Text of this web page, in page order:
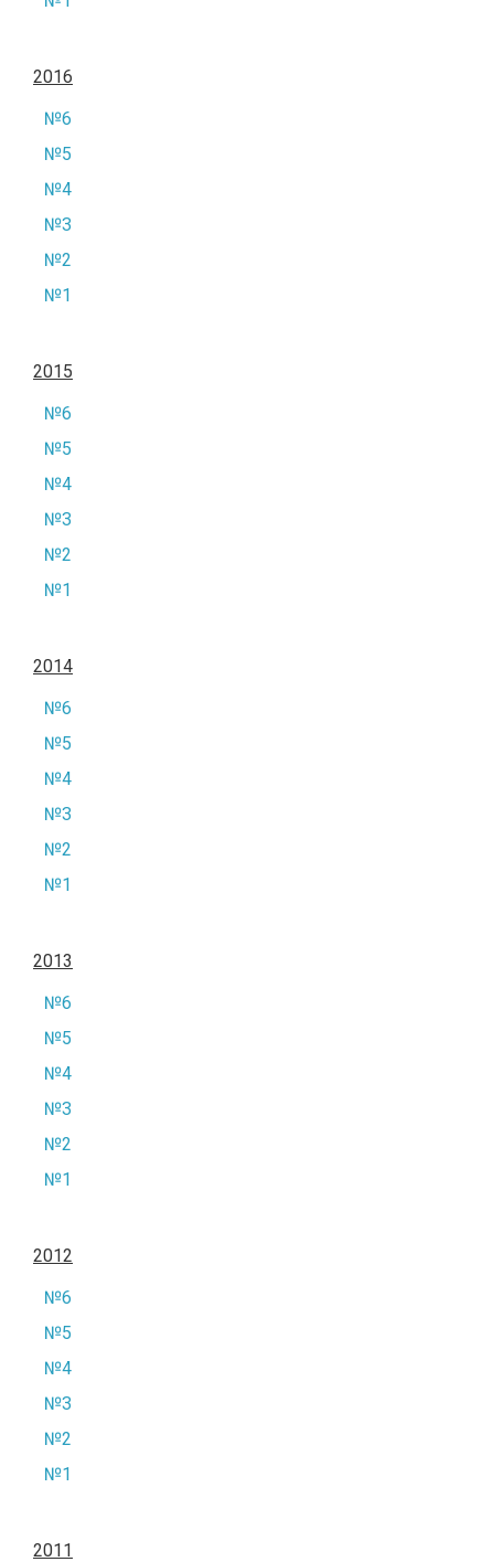
2016
№6
№5
№4
№3
№2
№1
2015
№6
№5
№4
№3
№2
№1
2014
№6
№5
№4
№3
№2
№1
2013
№6
№5
№4
№3
№2
№1
2012
№6
№5
№4
№3
№2
№1
2011